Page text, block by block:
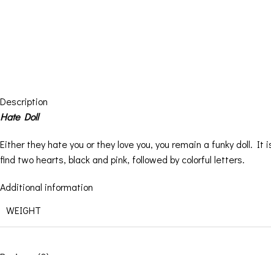
Description
Hate Doll
Either they hate you or they love you, you remain a funky
find two hearts, black and pink, followed by colorful letters.
Additional information
WEIGHT